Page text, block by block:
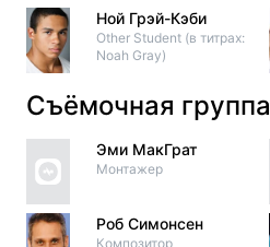
Ной Грэй-Кэби
Other Student (в титрах:
Noah Gray)
Съёмочная группа
Эми МакГрат
Монтажер
Роб Симонсен
Композитор